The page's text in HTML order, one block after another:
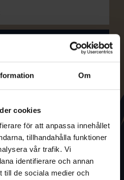
Om
cookies
för att anpassa innehållet
tillhandahålla funktioner
vår trafik. Vi
identifierare och annan
till de sociala medier och